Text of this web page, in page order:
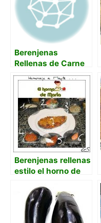
Berenjenas
Rellenas de Carne
Picada y crema de
Patata y Pulpa Al
Horno
Berenjenas rellenas
estilo el horno de